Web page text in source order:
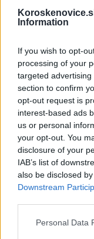
Information
If you wish to opt-
processing of your
targeted
section to confirm
opt-out request is
interest-based ads
us or personal
your opt-out. You
disclosure of your
IAB’s list of
also be disclosed
Downstream
Please note that
Personal Data
Andrejceve. Po
je pisalo 0:3. Po
porumenela
žoga je zletela
ponudila po kotu
uspešna.
Sledila je
v igro pa
Mariborčank, ki